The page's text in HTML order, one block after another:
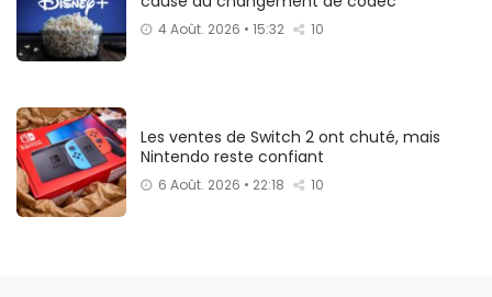
4 Août. 2026 • 15:32 10
Les ventes de Switch 2 ont chuté, mais
Nintendo reste confiant
6 Août. 2026 • 22:18 10